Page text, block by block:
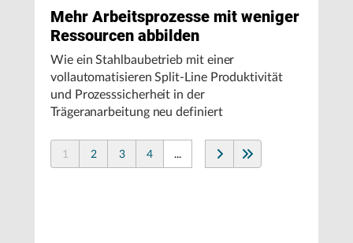
Mehr Arbeitsprozesse mit weniger
Ressourcen abbilden
Wie ein Stahlbaubetrieb mit einer
vollautomatisieren Split-Line Produktivität
und Prozesssicherheit in der
Trägeranarbeitung neu definiert
1 2 3 4 ...